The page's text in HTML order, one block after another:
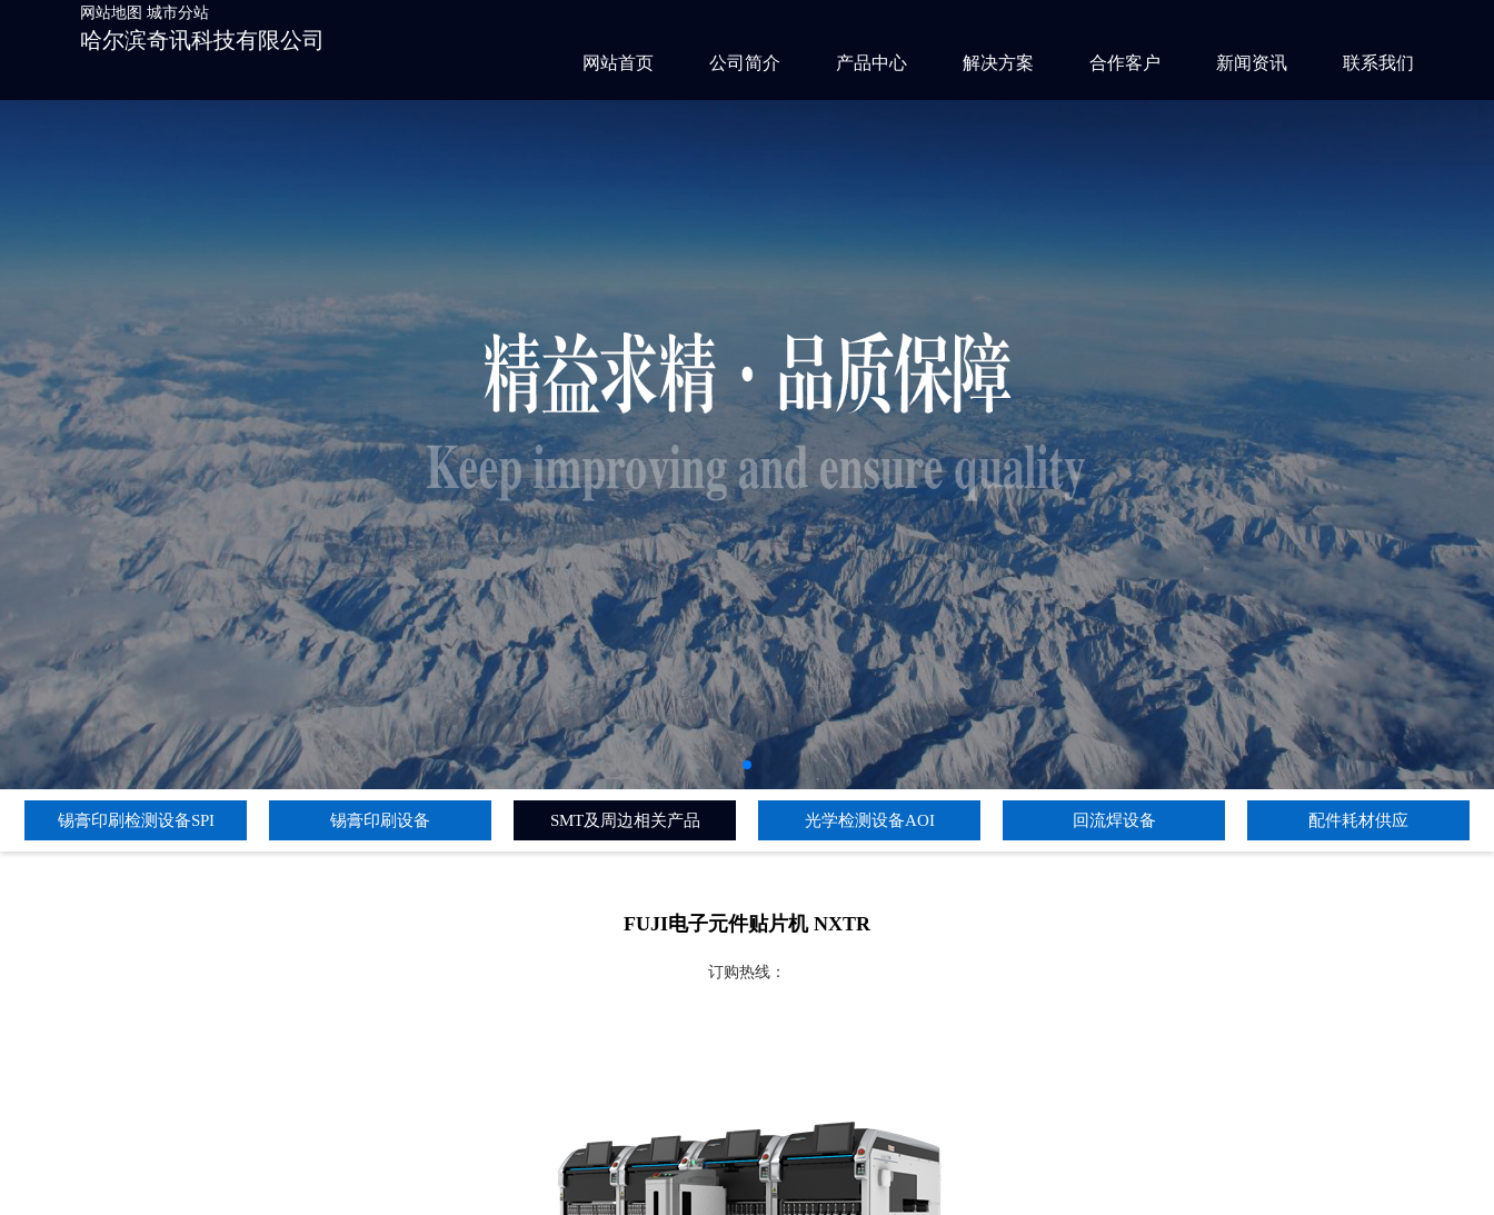
网站地图 城市分站
哈尔滨奇讯科技有限公司
网站首页 公司简介 产品中心 解决方案 合作客户 新闻资讯 联系我们
锡膏印刷检测设备SPI 锡膏印刷设备 SMT及周边相关产品 光学检测设备AOI 回流焊设备 配件耗材供应
FUJI电子元件贴片机 NXTR
订购热线：